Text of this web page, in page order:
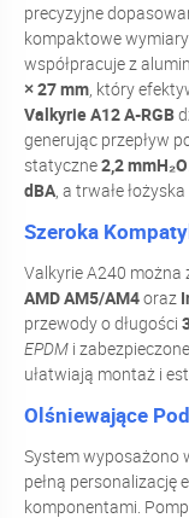
precyzyjne
kompaktowe
współpracuje z
× 27 mm, który
Valkyrie A12 A-RGB
generując przepływ
statyczne2,2 mmH₂O
dBA, a trwałe
Szeroka
Valkyrie A240
AMD AM5/AM4oraz
przewody o długości
EPDM i
ułatwiają montaż i
Olśniewające
System wyposażono
pełną personalizację
komponentami.